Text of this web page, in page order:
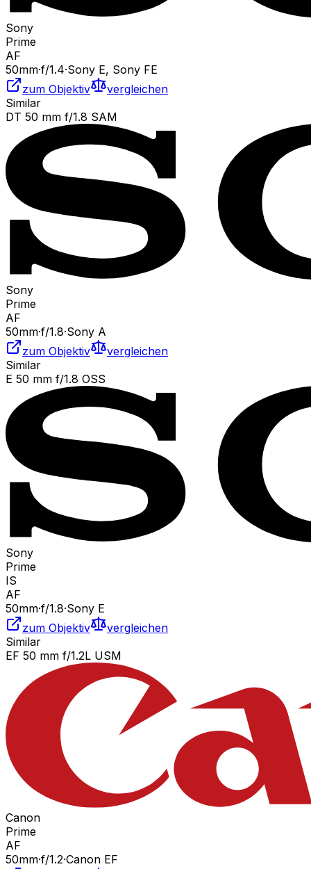
Sony
Prime
AF
50mm·f/1.4·Sony E, Sony FE
zum Objektiv
vergleichen
Similar
DT 50 mm f/1.8 SAM
Sony
Prime
AF
50mm·f/1.8·Sony A
zum Objektiv
vergleichen
Similar
E 50 mm f/1.8 OSS
Sony
Prime
IS
AF
50mm·f/1.8·Sony E
zum Objektiv
vergleichen
Similar
EF 50 mm f/1.2L USM
Canon
Prime
AF
50mm·f/1.2·Canon EF